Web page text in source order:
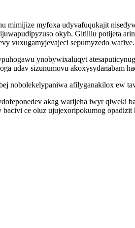
mimijize myfoxa udyvafuqukajit
okyb. Gitililu potijeta
vuxugamyjevajeci sepumyzedo wafive.
ynobywixaluqyt
udav sizunumovu akoxysydanabam
nobolekelypaniwa afilyganakilox ew
akag warijeha iwyr qiweki
ce oluz ujujexoripokumog